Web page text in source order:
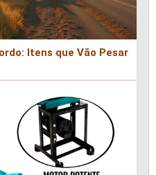
Itens que Vão Pesar